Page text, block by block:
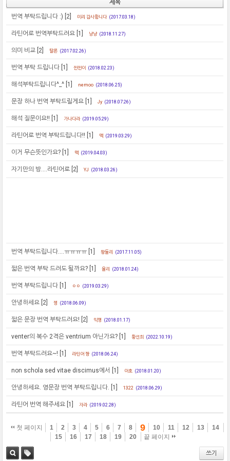
제목
번역 부탁드립니다 :) [2] 미리 감사합니다 (2017.03.18)
라틴어로 번역부탁드려요 [1] 냥냥 (2018.11.27)
의미 비교 [2] 탈론 (2017.02.26)
번역 부탁 드립니다 [1] 찐찐이 (2018.02.23)
해석부탁드립니다^_^ [1] nemoo (2018.06.25)
문장 하나 번역 부탁드릴게요 [1] Jy (2018.07.26)
해석 질문이요!! [1] 가나다라 (2019.05.29)
라틴어로 번역 부탁드립니다!! [1] 맥 (2019.03.29)
이거 무슨뜻인가요? [1] 맥 (2019.04.03)
자기만의 방....라틴어로 [2] YJ (2018.03.26)
번역 부탁드립니다....ㅠㅠㅠㅠ [1] 왕둘리 (2017.11.05)
짧은 번역 부탁 드려도 될까요? [1] 율리 (2018.01.24)
번역 부탁드립니다 [1] ㅇㅇ (2019.03.29)
안녕하세요 [2] 쩡 (2018.06.09)
짧은 문장 번역 부탁드려요! [2] 익명 (2018.01.17)
venter의 복수 2격은 ventrium 아닌가요? [1] 황선희 (2022.10.19)
번역 부탁드려요~! [1] 라틴어 짱 (2018.06.24)
non schola sed vitae discimus에서 [1] 야호 (2018.01.20)
안녕하세요. 영문장 번역 부탁드립니다. [1] 1322 (2018.06.29)
라틴어 번역 해주세요 [1] 자라 (2019.02.28)
첫 페이지 1 2 3 4 5 6 7 8 9 10 11 12 13
14
15
16 17 18 19 20 끝 페이지
쓰기